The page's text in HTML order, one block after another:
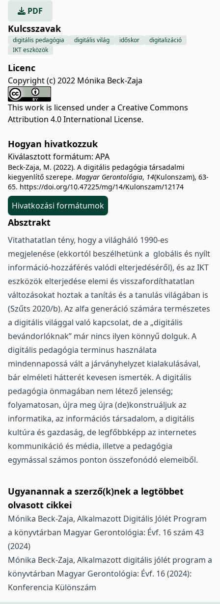
PDF
Kulcsszavak
digitális pedagógia digitális világ időskor
digitalizáció
IKT eszközök
Licenc
Copyright (c) 2022 Mónika Beck-Zaja
This work is licensed under a Creative Commons
Attribution 4.0 International License.
Hogyan hivatkozzuk
Kiválasztott formátum: APA
Beck-Zaja, M. (2022). A digitális pedagógia társadalmi
kiegyenlítő szerepe. Magyar Gerontológia, 14(Kulonszam), 63-
65. https://doi.org/10.47225/mg/14/Kulonszam/12174
Hivatkozási formátumok
Absztrakt
Vitathatatlan tény, hogy a világháló 1990-es
megjelenése (ekkortól beszélhetünk a globális és nyílt
információ-hozzáférés valódi elterjedéséről), és az IKT
eszközök elterjedése elemi és visszafordíthatatlan
változásokat hoztak a tanítás és a tanulás világában is
(Szűts 2020/b). Az alfa generáció számára természetes
a digitális világgal való kapcsolat, de a „digitális
bevándorlóknak” már nincs ilyen könnyű dolguk. A
digitális pedagógia terminus használata
mindennapossá vált a járványhelyzet kialakulásával,
bár elméleti hátterét kevesen ismerték. A digitális
pedagógia önmagában nem létező jelenség;
folyamatosan, újra meg újra (de)konstruáljuk az
informatika, az információs társadalom, a digitális
kultúra és gazdaság, de legfőbbképp az internetes
kommunikáció és média, illetve a pedagógia
egymással számos ponton összefonódó elemeiből.
Ugyanannak a szerző(k)nek a legtöbbet
olvasott cikkei
Mónika Beck-Zaja, Alkalmazott Digitális Jólét Program
a könyvtárban Magyar Gerontológia: Évf. 16 szám 43
(2024)
Mónika Beck-Zaja, Alkalmazott digitális jólét program a
könyvtárban Magyar Gerontológia: Évf. 16 (2024):
Konferencia Különszám